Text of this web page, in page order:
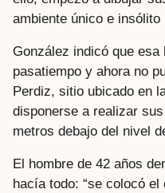
ambiente único e
González indicó que
pasatiempo y ahora no
Perdiz, sitio ubicado en
disponerse a realizar
metros debajo del nivel
El hombre de 42 años
hacía todo: “se colocó